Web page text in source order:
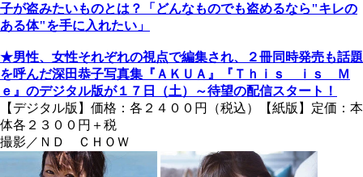
子が盗みたいものとは？「どんなものでも盗めるなら"キレの
ある体"を手に入れたい」
★男性、女性それぞれの視点で編集され、２冊同時発売も話題
を呼んだ深田恭子写真集『ＡＫＵＡ』『Ｔｈｉｓ ｉｓ Ｍ
ｅ』のデジタル版が１７日（土）～待望の配信スタート！
【デジタル版】価格：各２４００円（税込）【紙版】定価：本
体各２３００円＋税
撮影／ＮＤ ＣＨＯＷ